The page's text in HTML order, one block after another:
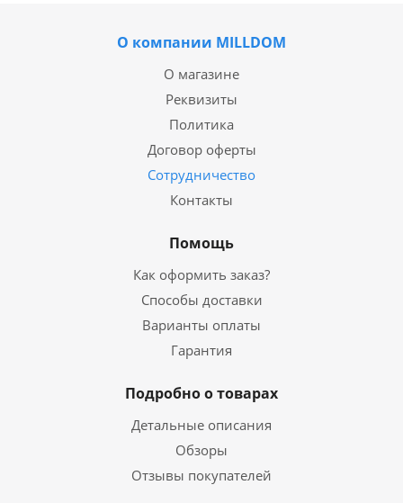
О компании MILLDOM
О магазине
Реквизиты
Политика
Договор оферты
Сотрудничество
Контакты
Помощь
Как оформить заказ?
Способы доставки
Варианты оплаты
Гарантия
Подробно о товарах
Детальные описания
Обзоры
Отзывы покупателей